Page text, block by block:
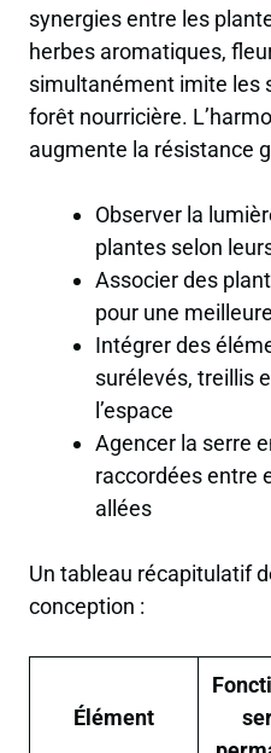
synergies entre les
herbes aromatiques,
simultanément imite les
forêt nourricière.
augmente la résistance
Observer la
plantes selon
Associer des
pour une
Intégrer des
surélevés, treillis
l’espace
Agencer la serre
raccordées entre
allées
Un tableau récapitulatif
conception :
Élément